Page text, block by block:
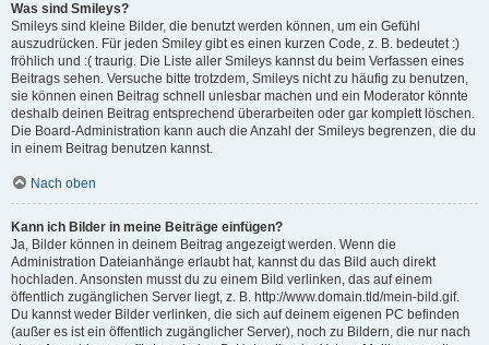
Was sind Smileys?
Smileys sind kleine Bilder, die benutzt werden können, um ein Gefühl
auszudrücken. Für jeden Smiley gibt es einen kurzen Code, z. B. bedeutet :)
fröhlich und :( traurig. Die Liste aller Smileys kannst du beim Verfassen eines
Beitrags sehen. Versuche bitte trotzdem, Smileys nicht zu häufig zu benutzen,
sie können einen Beitrag schnell unlesbar machen und ein Moderator könnte
deshalb deinen Beitrag entsprechend überarbeiten oder gar komplett löschen.
Die Board-Administration kann auch die Anzahl der Smileys begrenzen, die du
in einem Beitrag benutzen kannst.
Nach oben
Kann ich Bilder in meine Beiträge einfügen?
Ja, Bilder können in deinem Beitrag angezeigt werden. Wenn die
Administration Dateianhänge erlaubt hat, kannst du das Bild auch direkt
hochladen. Ansonsten musst du zu einem Bild verlinken, das auf einem
öffentlich zugänglichen Server liegt, z. B. http://www.domain.tld/mein-bild.gif.
Du kannst weder Bilder verlinken, die sich auf deinem eigenen PC befinden
(außer es ist ein öffentlich zugänglicher Server), noch zu Bildern, die nur nach